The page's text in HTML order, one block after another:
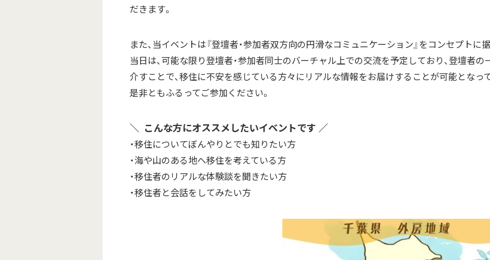
だきます。
また、当イベントは『登壇者・参加者双方向の円滑なコミュニケーション』をコンセプトに据
当日は、可能な限り登壇者・参加者同士のバーチャル上での交流を予定しており、登壇者
介すことで、移住に不安を感じている方々にリアルな情報をお届けすることが可能となっ
是非ともふるってご参加ください。
＼ こんな方にオススメしたいイベントです ／
・移住についてぼんやりとでも知りたい方
・海や山のある地へ移住を考えている方
・移住者のリアルな体験談を聞きたい方
・移住者と会話をしてみたい方